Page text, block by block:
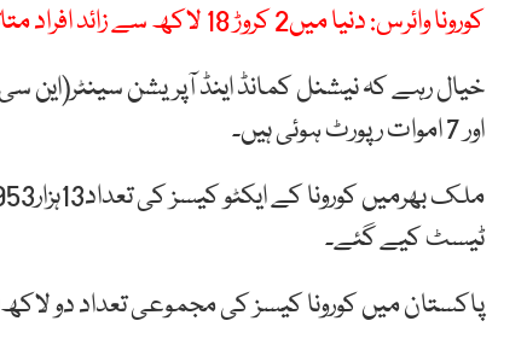
کورونا وائرس: دنیا میں2 کروڑ 18 لاکھ سے زائد افراد متاثر
اور 7 اموات رپورٹ ہوئی ہیں۔
ٹیسٹ کیے گئے۔
پاکستان میں کورونا کیسز کی مجموعی تعداد دو لاکھ89 ہزار215 اور 6 ہزار 175 اموات ہوئی ہیں۔